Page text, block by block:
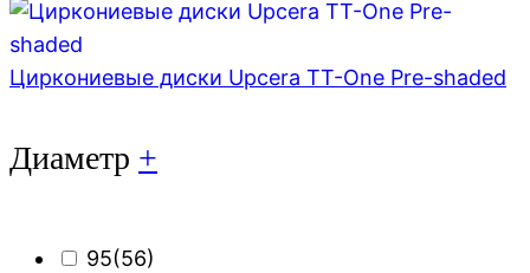
Циркониевые диски Upcera TT-One Pre-shaded
Диаметр +
95(56)